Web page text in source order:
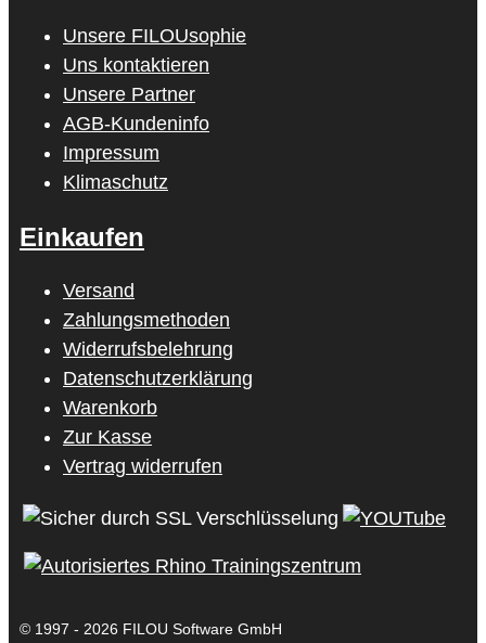
Unsere FILOUsophie
Uns kontaktieren
Unsere Partner
AGB-Kundeninfo
Impressum
Klimaschutz
Einkaufen
Versand
Zahlungsmethoden
Widerrufsbelehrung
Datenschutzerklärung
Warenkorb
Zur Kasse
Vertrag widerrufen
© 1997 - 2026 FILOU Software GmbH